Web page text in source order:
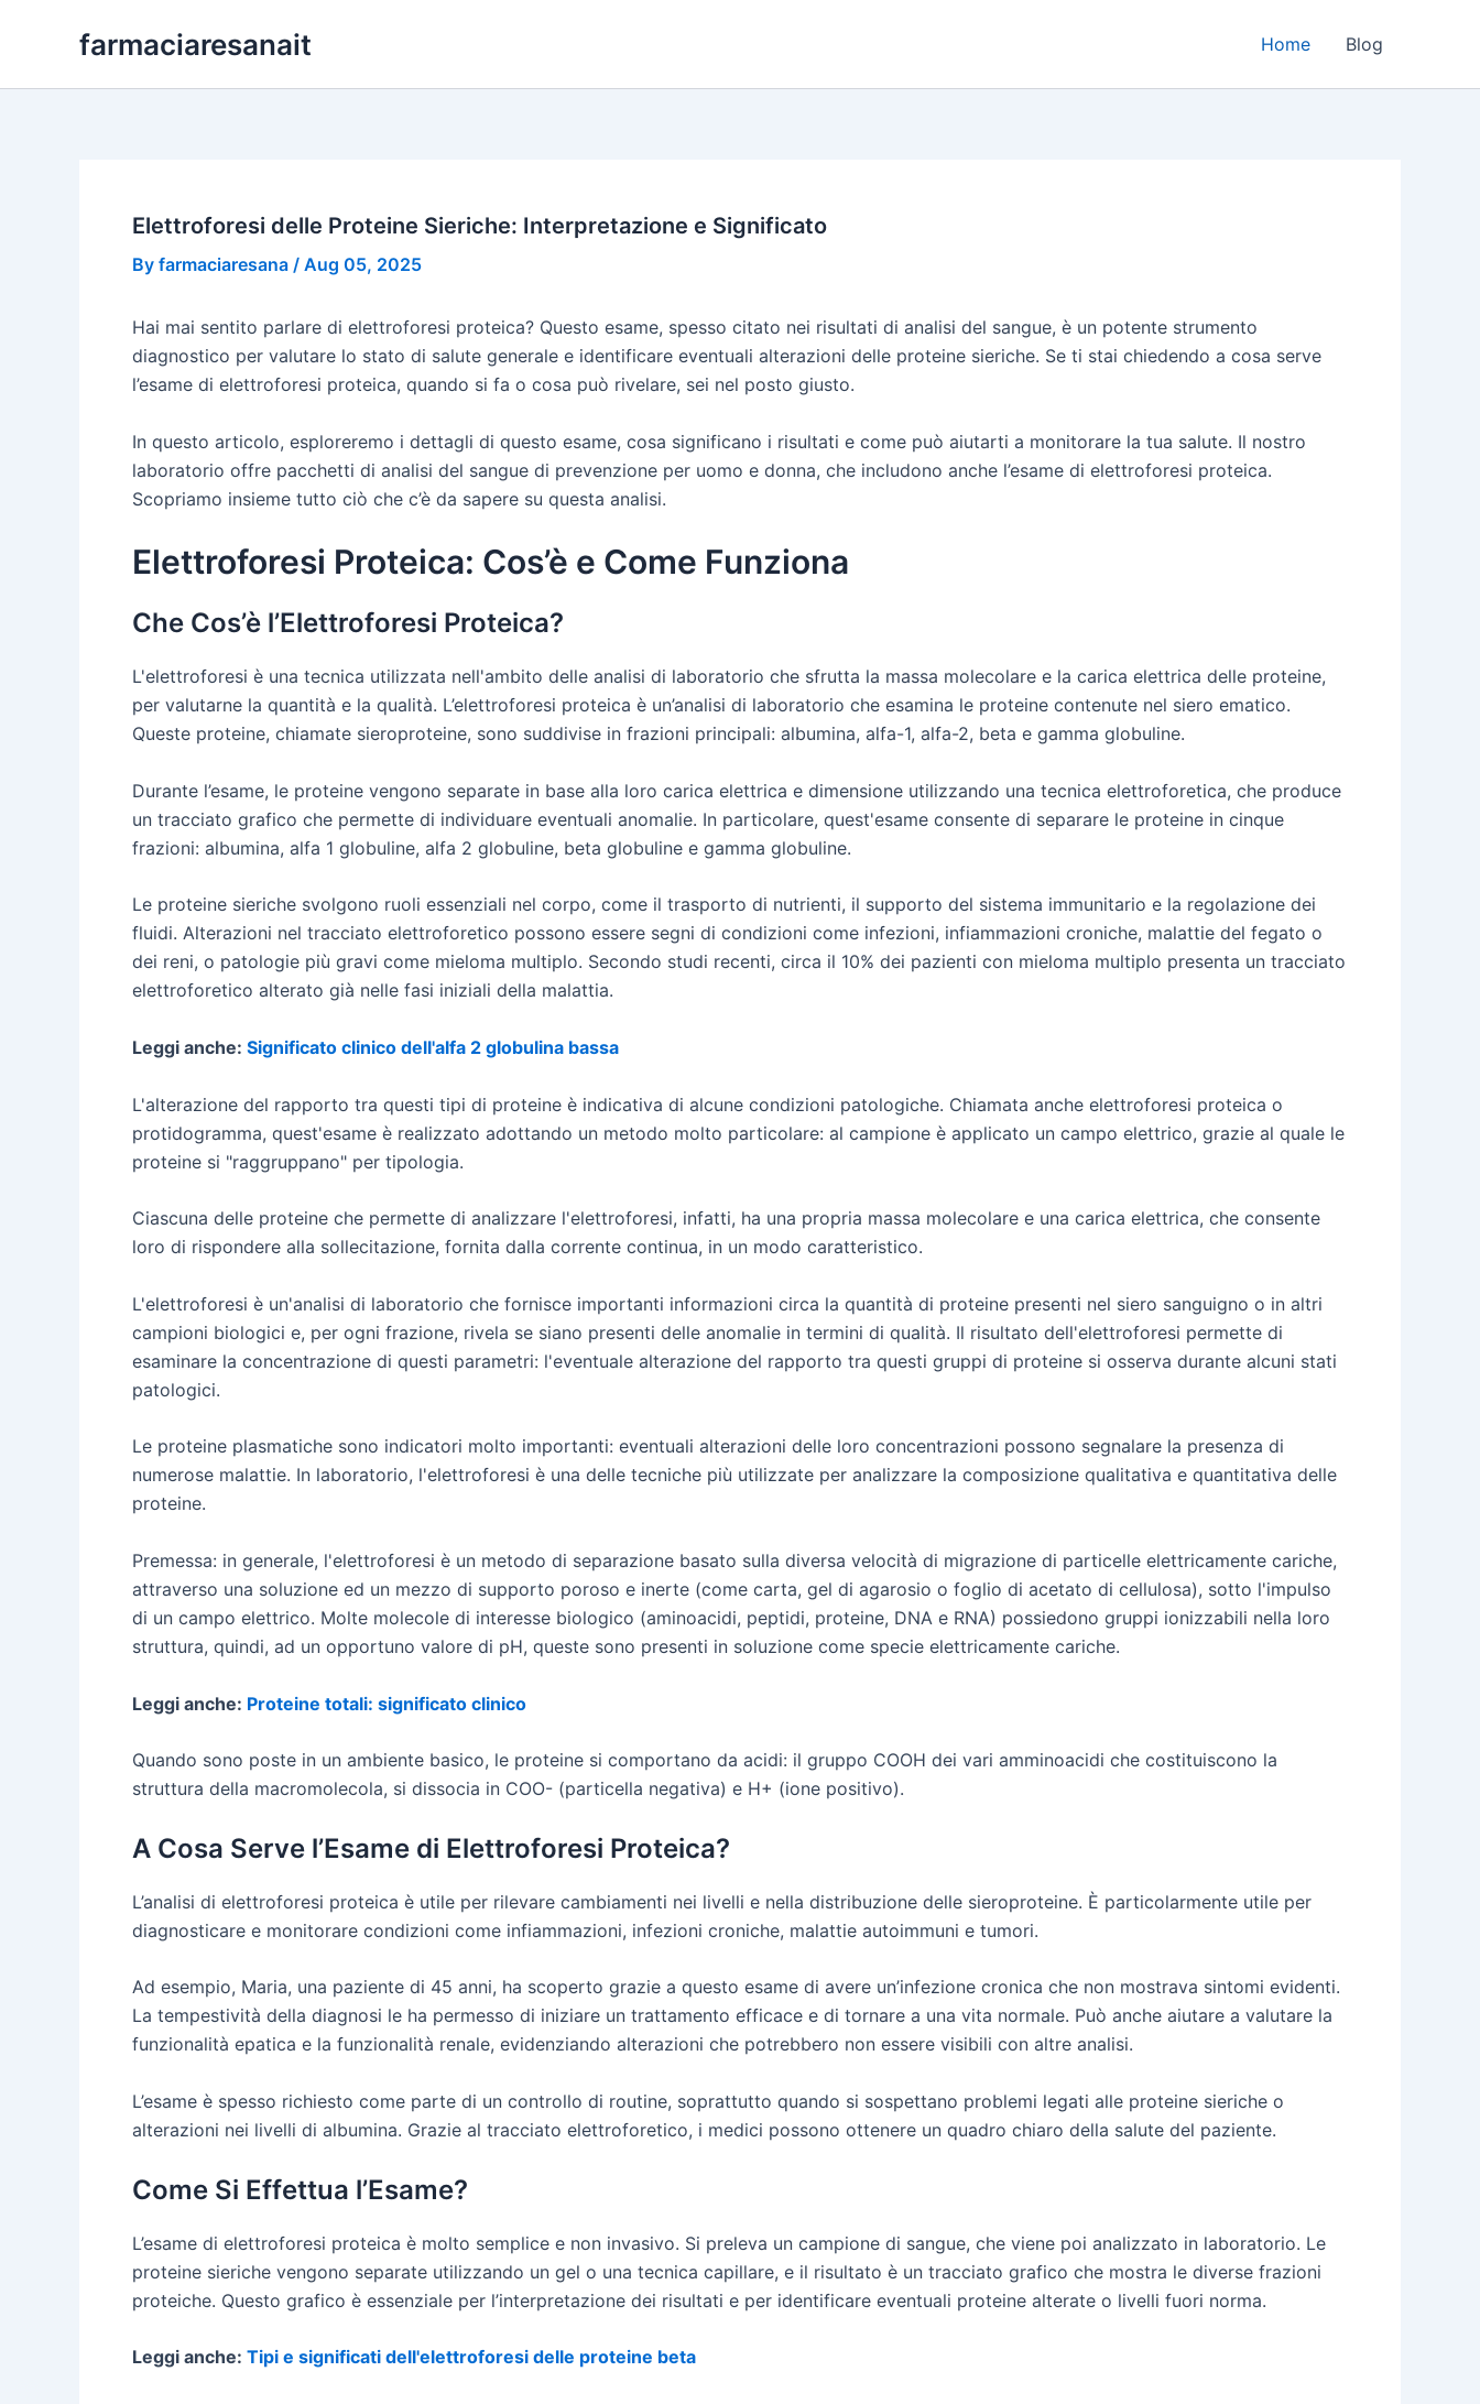
farmaciaresanait Home Blog
Elettroforesi delle Proteine Sieriche: Interpretazione e Significato
By farmaciaresana / Aug 05, 2025
Hai mai sentito parlare di elettroforesi proteica? Questo esame, spesso citato nei risultati di analisi del sangue, è un potente strumento
diagnostico per valutare lo stato di salute generale e identificare eventuali alterazioni delle proteine sieriche. Se ti stai chiedendo a cosa serve
l’esame di elettroforesi proteica, quando si fa o cosa può rivelare, sei nel posto giusto.
In questo articolo, esploreremo i dettagli di questo esame, cosa significano i risultati e come può aiutarti a monitorare la tua salute. Il nostro
laboratorio offre pacchetti di analisi del sangue di prevenzione per uomo e donna, che includono anche l’esame di elettroforesi proteica.
Scopriamo insieme tutto ciò che c’è da sapere su questa analisi.
Elettroforesi Proteica: Cos’è e Come Funziona
Che Cos’è l’Elettroforesi Proteica?
L'elettroforesi è una tecnica utilizzata nell'ambito delle analisi di laboratorio che sfrutta la massa molecolare e la carica elettrica delle proteine,
per valutarne la quantità e la qualità. L’elettroforesi proteica è un’analisi di laboratorio che esamina le proteine contenute nel siero ematico.
Queste proteine, chiamate sieroproteine, sono suddivise in frazioni principali: albumina, alfa-1, alfa-2, beta e gamma globuline.
Durante l’esame, le proteine vengono separate in base alla loro carica elettrica e dimensione utilizzando una tecnica elettroforetica, che produce
un tracciato grafico che permette di individuare eventuali anomalie. In particolare, quest'esame consente di separare le proteine in cinque
frazioni: albumina, alfa 1 globuline, alfa 2 globuline, beta globuline e gamma globuline.
Le proteine sieriche svolgono ruoli essenziali nel corpo, come il trasporto di nutrienti, il supporto del sistema immunitario e la regolazione dei
fluidi. Alterazioni nel tracciato elettroforetico possono essere segni di condizioni come infezioni, infiammazioni croniche, malattie del fegato o
dei reni, o patologie più gravi come mieloma multiplo. Secondo studi recenti, circa il 10% dei pazienti con mieloma multiplo presenta un tracciato
elettroforetico alterato già nelle fasi iniziali della malattia.
Leggi anche: Significato clinico dell'alfa 2 globulina bassa
L'alterazione del rapporto tra questi tipi di proteine è indicativa di alcune condizioni patologiche. Chiamata anche elettroforesi proteica o
protidogramma, quest'esame è realizzato adottando un metodo molto particolare: al campione è applicato un campo elettrico, grazie al quale le
proteine si "raggruppano" per tipologia.
Ciascuna delle proteine che permette di analizzare l'elettroforesi, infatti, ha una propria massa molecolare e una carica elettrica, che consente
loro di rispondere alla sollecitazione, fornita dalla corrente continua, in un modo caratteristico.
L'elettroforesi è un'analisi di laboratorio che fornisce importanti informazioni circa la quantità di proteine presenti nel siero sanguigno o in altri
campioni biologici e, per ogni frazione, rivela se siano presenti delle anomalie in termini di qualità. Il risultato dell'elettroforesi permette di
esaminare la concentrazione di questi parametri: l'eventuale alterazione del rapporto tra questi gruppi di proteine si osserva durante alcuni stati
patologici.
Le proteine plasmatiche sono indicatori molto importanti: eventuali alterazioni delle loro concentrazioni possono segnalare la presenza di
numerose malattie. In laboratorio, l'elettroforesi è una delle tecniche più utilizzate per analizzare la composizione qualitativa e quantitativa delle
proteine.
Premessa: in generale, l'elettroforesi è un metodo di separazione basato sulla diversa velocità di migrazione di particelle elettricamente cariche,
attraverso una soluzione ed un mezzo di supporto poroso e inerte (come carta, gel di agarosio o foglio di acetato di cellulosa), sotto l'impulso
di un campo elettrico. Molte molecole di interesse biologico (aminoacidi, peptidi, proteine, DNA e RNA) possiedono gruppi ionizzabili nella loro
struttura, quindi, ad un opportuno valore di pH, queste sono presenti in soluzione come specie elettricamente cariche.
Leggi anche: Proteine totali: significato clinico
Quando sono poste in un ambiente basico, le proteine si comportano da acidi: il gruppo COOH dei vari amminoacidi che costituiscono la
struttura della macromolecola, si dissocia in COO- (particella negativa) e H+ (ione positivo).
A Cosa Serve l’Esame di Elettroforesi Proteica?
L’analisi di elettroforesi proteica è utile per rilevare cambiamenti nei livelli e nella distribuzione delle sieroproteine. È particolarmente utile per
diagnosticare e monitorare condizioni come infiammazioni, infezioni croniche, malattie autoimmuni e tumori.
Ad esempio, Maria, una paziente di 45 anni, ha scoperto grazie a questo esame di avere un’infezione cronica che non mostrava sintomi evidenti.
La tempestività della diagnosi le ha permesso di iniziare un trattamento efficace e di tornare a una vita normale. Può anche aiutare a valutare la
funzionalità epatica e la funzionalità renale, evidenziando alterazioni che potrebbero non essere visibili con altre analisi.
L’esame è spesso richiesto come parte di un controllo di routine, soprattutto quando si sospettano problemi legati alle proteine sieriche o
alterazioni nei livelli di albumina. Grazie al tracciato elettroforetico, i medici possono ottenere un quadro chiaro della salute del paziente.
Come Si Effettua l’Esame?
L’esame di elettroforesi proteica è molto semplice e non invasivo. Si preleva un campione di sangue, che viene poi analizzato in laboratorio. Le
proteine sieriche vengono separate utilizzando un gel o una tecnica capillare, e il risultato è un tracciato grafico che mostra le diverse frazioni
proteiche. Questo grafico è essenziale per l’interpretazione dei risultati e per identificare eventuali proteine alterate o livelli fuori norma.
Leggi anche: Tipi e significati dell'elettroforesi delle proteine beta